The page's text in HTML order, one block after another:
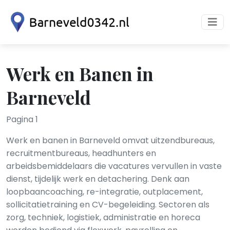
Werk en Banen in
Barneveld
Pagina 1
Werk en banen in Barneveld omvat uitzendbureaus,
recruitmentbureaus, headhunters en
arbeidsbemiddelaars die vacatures vervullen in vaste
dienst, tijdelijk werk en detachering. Denk aan
loopbaancoaching, re-integratie, outplacement,
sollicitatietraining en CV-begeleiding. Sectoren als
zorg, techniek, logistiek, administratie en horeca